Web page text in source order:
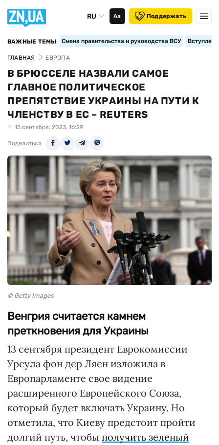
RU Аа Поддержать
ВАЖНЫЕ ТЕМЫ Смена правительства и руководства ВСУ
ГЛАВНАЯ ЕВРОПА
В БРЮССЕЛЕ НАЗВАЛИ САМОЕ
ГЛАВНОЕ ПОЛИТИЧЕСКОЕ
ПРЕПЯТСТВИЕ УКРАИНЫ НА ПУТИ К
ЧЛЕНСТВУ В ЕС – REUTERS
13 сентября, 2023, 16:29
Поделиться
© Getty Images
Венгрия считается камнем
преткновения для Украины
13 сентября президент Еврокомиссии
Урсула фон дер Ляен изложила в
Европарламенте свое видение
расширенного Европейского Союза,
который будет включать Украину. Но
отметила, что Киеву предстоит пройти
долгий путь, чтобы получить зеленый